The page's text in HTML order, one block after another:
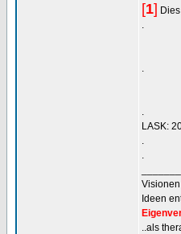
[1]
.
.
.
LASK:
.
.
Ideen
..als